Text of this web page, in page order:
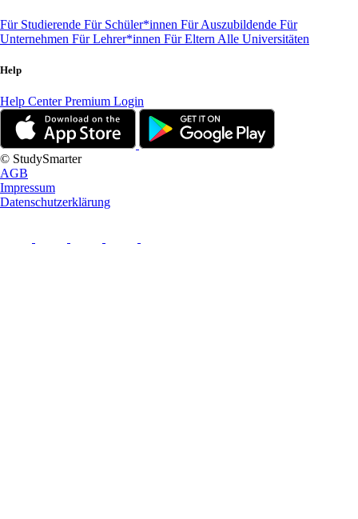
Für Studierende Für Schüler*innen Für Auszubildende Für
Unternehmen Für Lehrer*innen Für Eltern Alle Universitäten
Help
Help CenterPremium Login
© StudySmarter
AGB
Impressum
Datenschutzerklärung